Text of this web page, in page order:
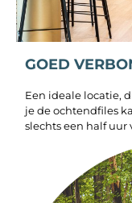
GOED
Een ideale locatie,
je de ochtendfiles
slechts een half uur